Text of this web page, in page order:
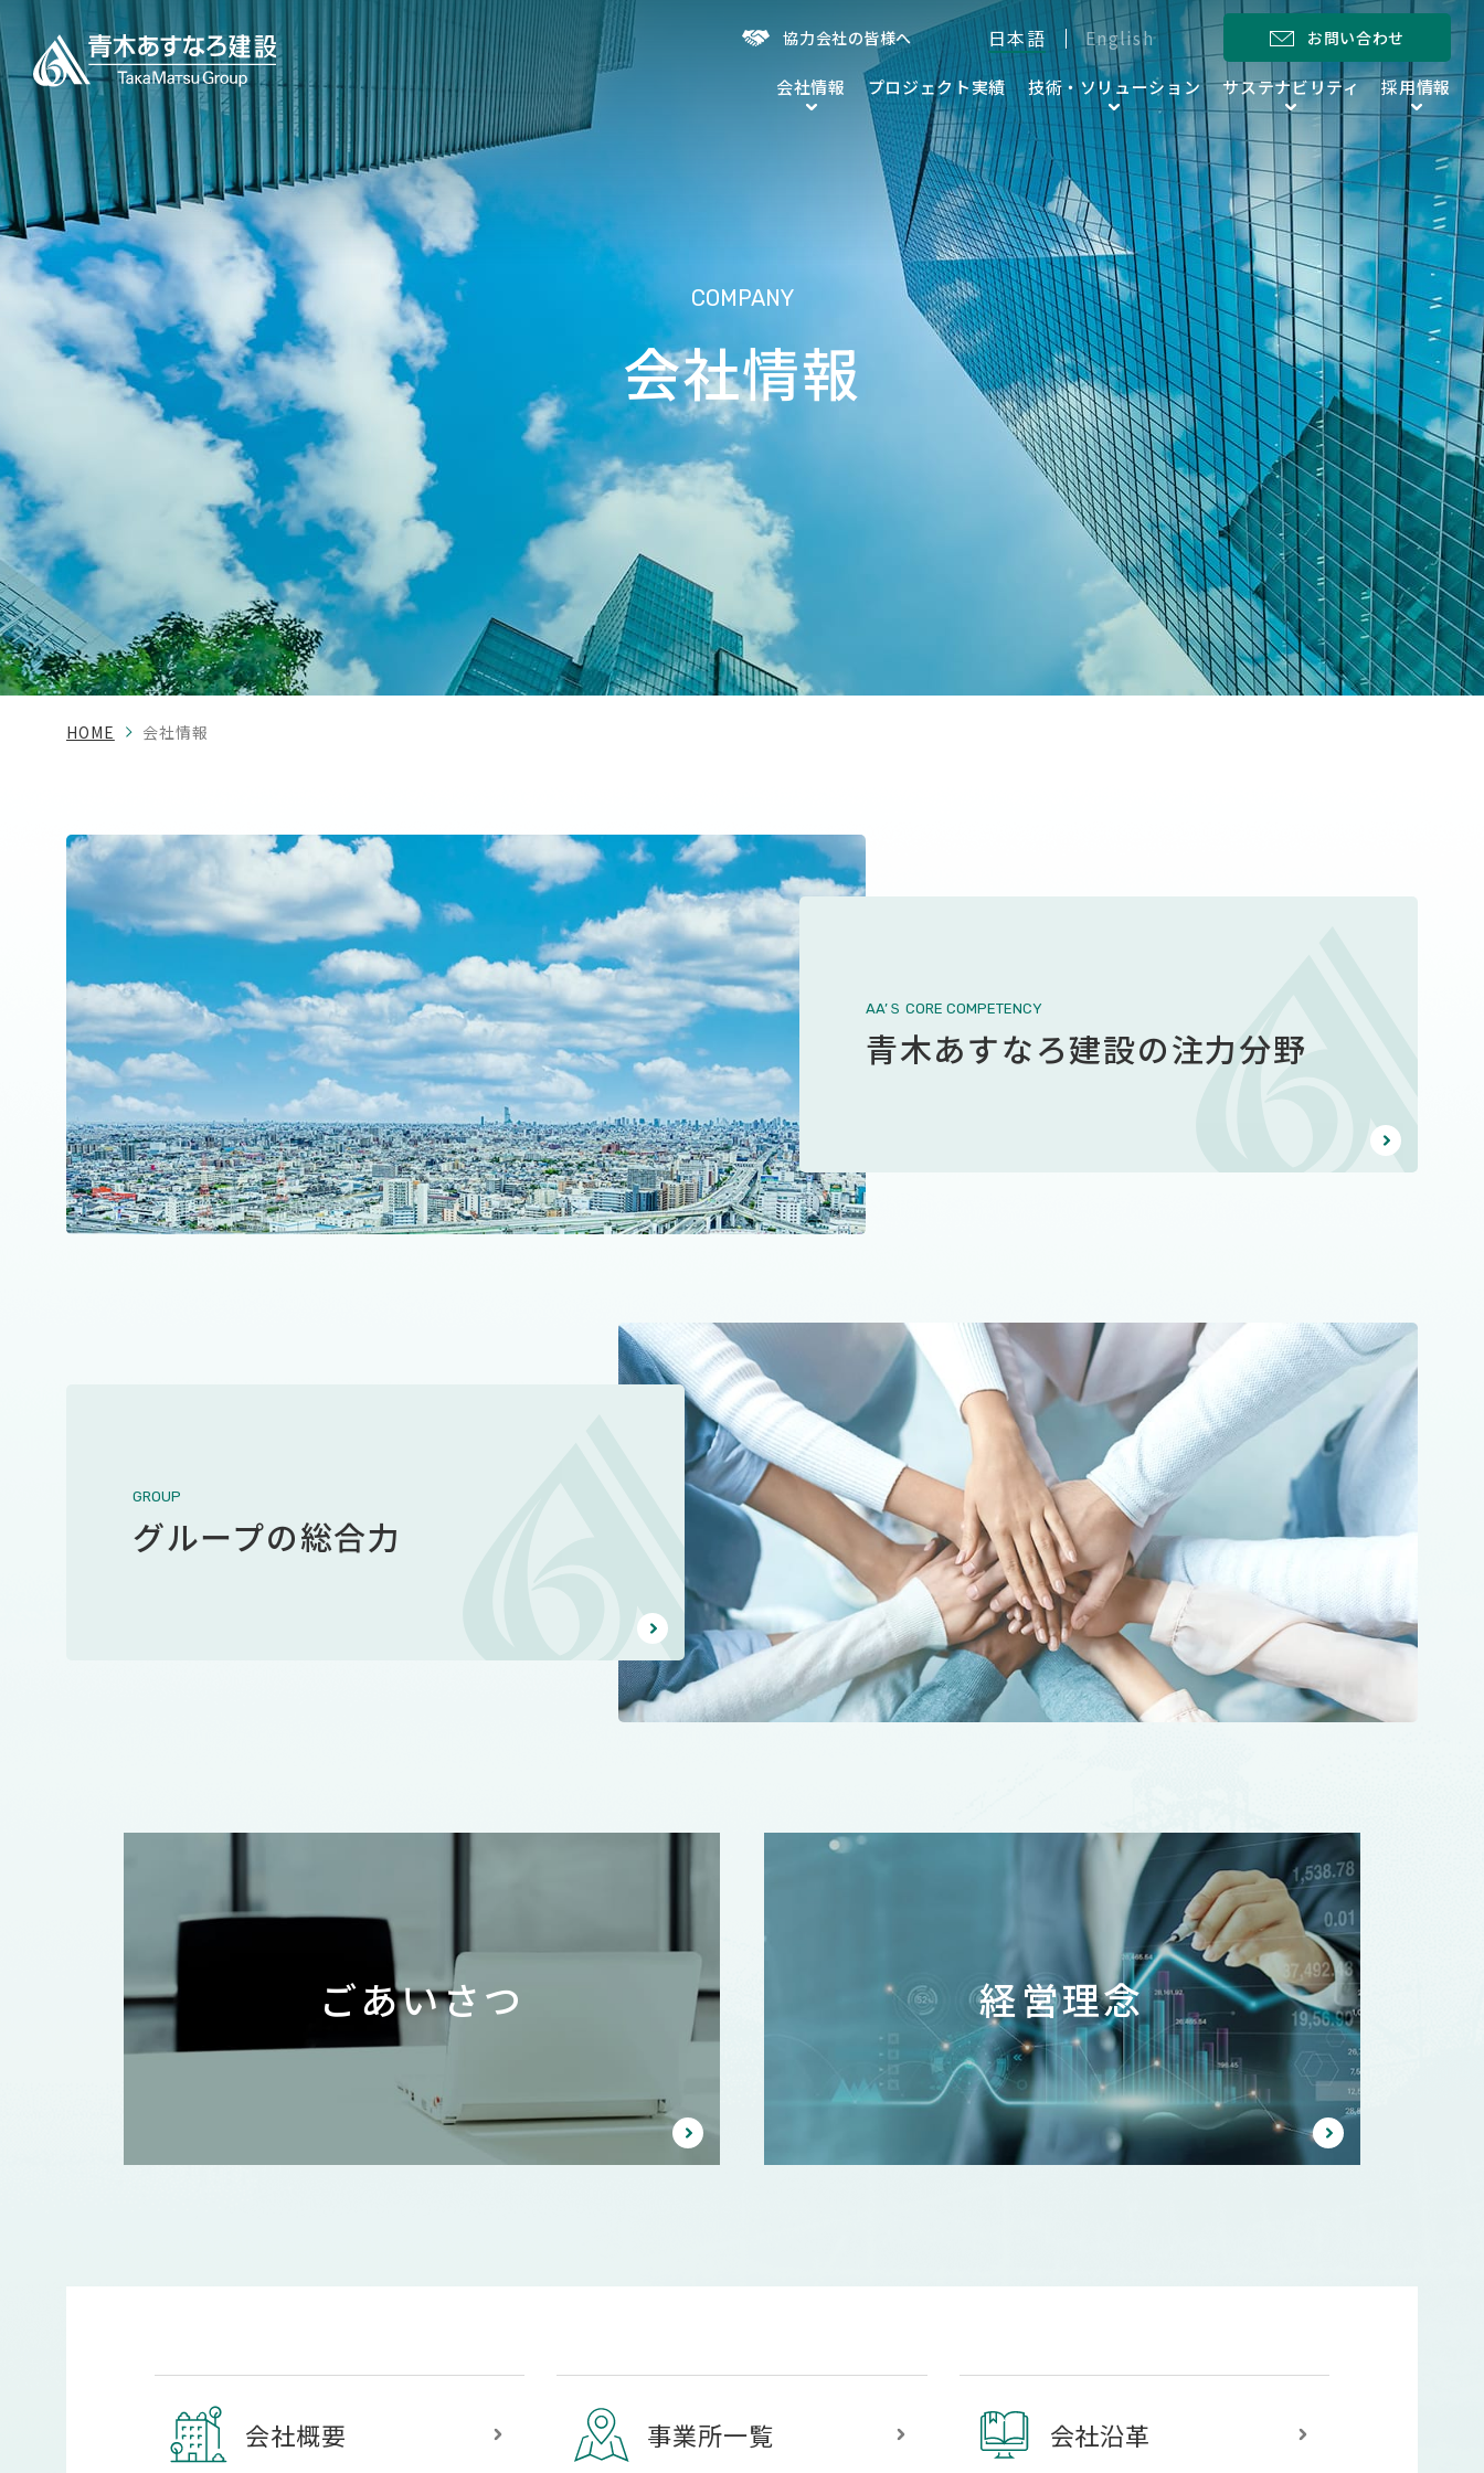
日本語 English
会社情報 プロジェクト実績 技術・ソリューション サステナビリティ 採用情報
協力会社の皆様へ お問い合わせ
COMPANY
会社情報
HOME 会社情報
AA’Ｓ CORE COMPETENCY
青木あすなろ建設の注力分野
GROUP
グループの総合力
ごあいさつ 経営理念
会社概要 事業所一覧 会社沿革